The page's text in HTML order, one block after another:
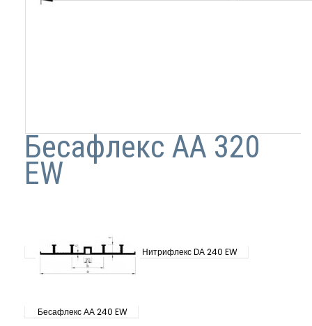
Бесафлекс АА 320
EW
Нитрифлекс DА 240 EW
Бесафлекс АА 240 EW